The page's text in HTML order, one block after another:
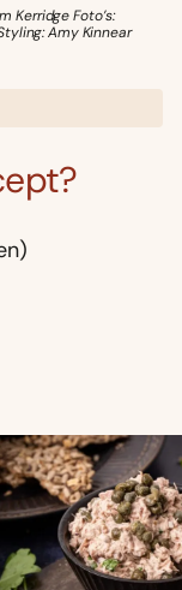
Kerridge Foto’s:
Amy Kinnear